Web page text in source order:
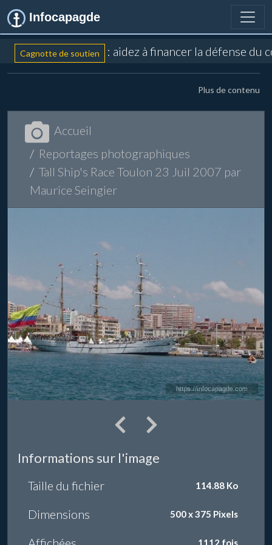
Infocapagde
Cagnotte de soutien : aidez à financer la défense
Plus de contenu
Accueil
Reportages photographiques
Tall Ship's Race Toulon 23 Juil 2007 par
Maurice Seingier
Informations sur l'image
Taille du fichier 114.88 Ko
Dimensions 500 x 375 Pixels
1112 fois